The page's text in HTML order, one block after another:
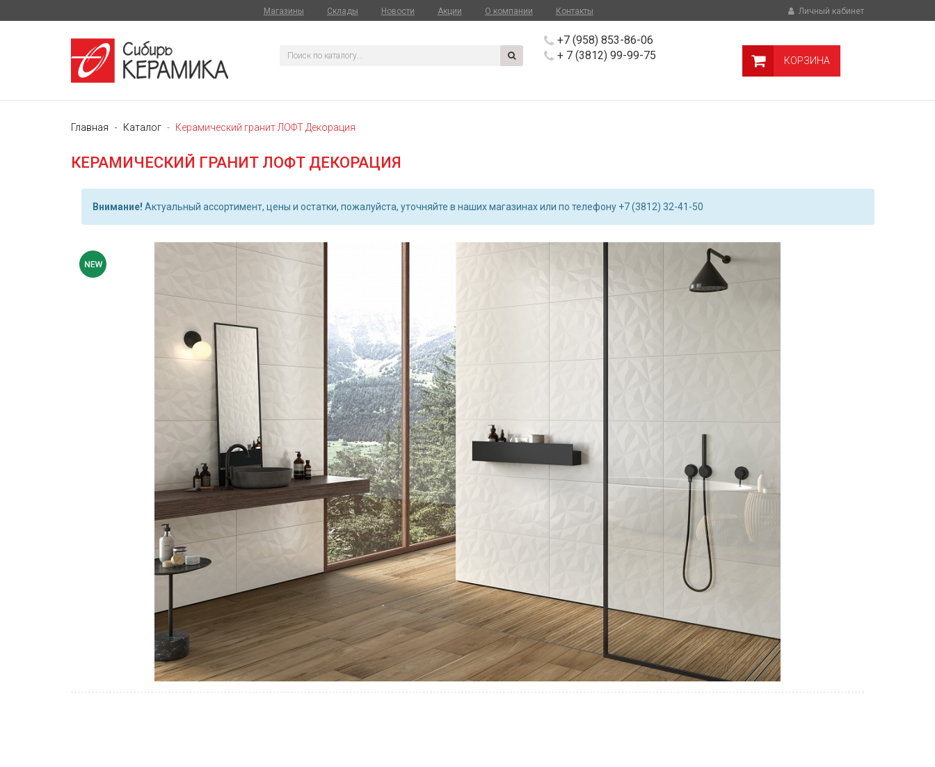
Магазины Склады Новости Акции О компании Контакты Личный кабинет
+7 (958) 853-86-06
+ 7 (3812) 99-99-75
КОРЗИНА
Главная Каталог Керамический гранит ЛОФТ Декорация
КЕРАМИЧЕСКИЙ ГРАНИТ ЛОФТ ДЕКОРАЦИЯ
Внимание! Актуальный ассортимент, цены и остатки, пожалуйста, уточняйте в наших магазинах или по телефону +7 (3812) 32-41-50